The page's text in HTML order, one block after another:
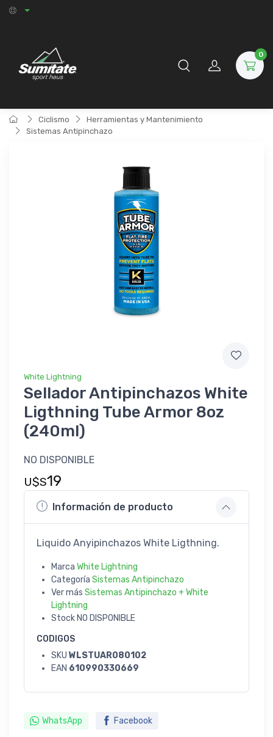
0
Ciclismo
Herramientas y Mantenimiento
Sistemas Antipinchazo
White Lightning
Sellador Antipinchazos White
Ligthning Tube Armor 8oz
(240ml)
NO DISPONIBLE
U$S19
Información de producto
Liquido Anyipinchazos White Ligthning.
Marca White Lightning
Categoría Sistemas Antipinchazo
Ver más Sistemas Antipinchazo + White
Lightning
Stock NO DISPONIBLE
CODIGOS
SKU WLSTUAR080102
EAN 610990330669
WhatsApp Facebook